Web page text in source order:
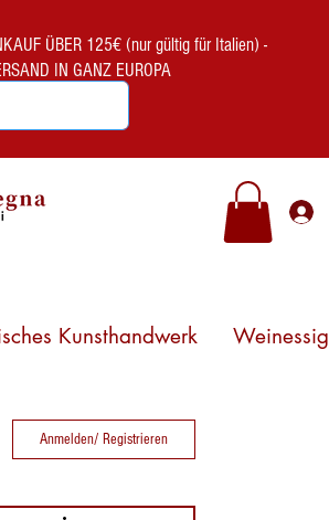
ÜBER 125€ (nur gültig für Italien) -
IN GANZ EUROPA
Kunsthandwerk Weinessig
Anmelden/ Registrieren